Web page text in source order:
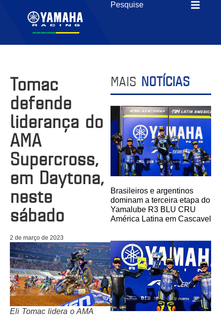
Tomac
defende
liderança do
AMA
Supercross,
em Daytona,
neste
sábado
2 de março de 2023
Eli Tomac lidera o AMA
MAIS NOTÍCIAS
Brasileiros e argentinos
dominam a terceira etapa do
Yamalube R3 BLU CRU
América Latina em Cascavel